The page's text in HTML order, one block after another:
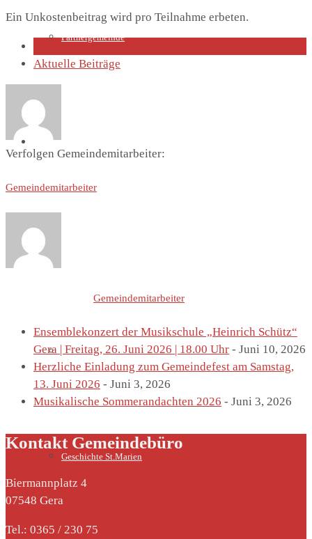
Partnergemeinde
Predigten
St. Marien
Marienkirche
Geschichte St.Marien
Ein Unkostenbeitrag wird pro Teilnahme erbeten.
Über den Autor
Aktuelle Beiträge
Verfolgen Gemeindemitarbeiter:
Gemeindemitarbeiter
Gemeindemitarbeiter
Ensemblekonzert der Musikschule „Heinrich Schütz“
Gera | Freitag, 26. Juni 2026 | 18.00 Uhr - Juni 10, 2026
Herzliche Einladung zum Gemeindefest am Samstag,
13. Juni 2026 - Juni 3, 2026
Musikalische Sommerandachten 2026 - Juni 3, 2026
Kontakt Gemeindebüro
Biermannplatz 4
07548 Gera
Tel.: 0365 / 230 75